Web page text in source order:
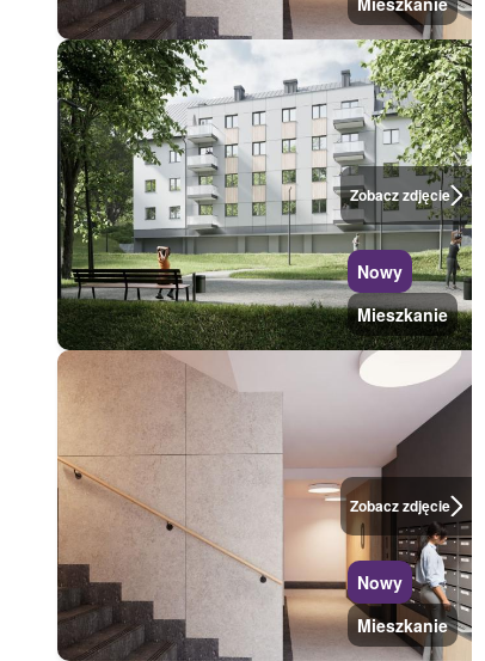
Zobacz zdjęcie
Nowy
Mieszkanie
Zobacz zdjęcie
Nowy
Mieszkanie